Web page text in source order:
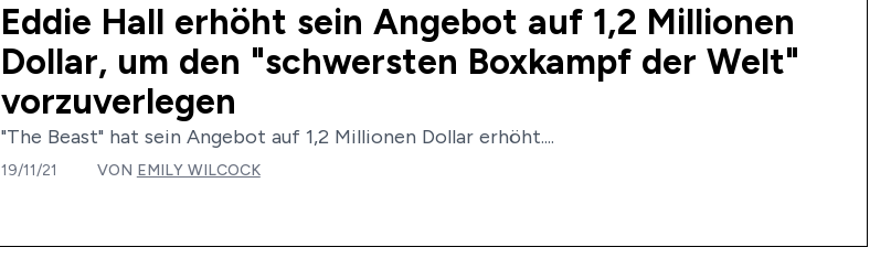
Eddie Hall erhöht sein Angebot auf 1,2 Millionen
Dollar, um den "schwersten Boxkampf der Welt"
vorzuverlegen
"The Beast" hat sein Angebot auf 1,2 Millionen Dollar erhöht....
19/11/21 VON EMILY WILCOCK